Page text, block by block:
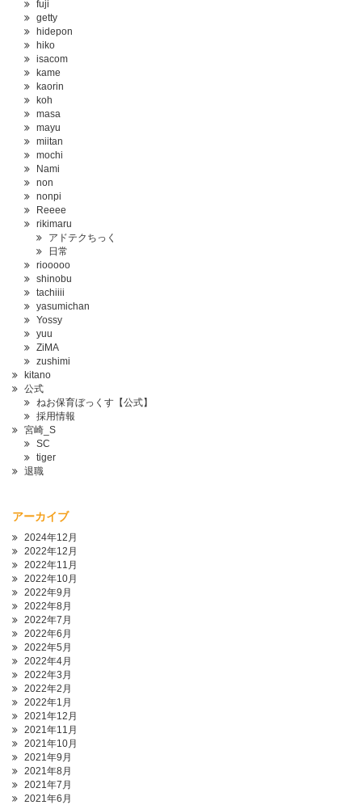
fuji
getty
hidepon
hiko
isacom
kame
kaorin
koh
masa
mayu
miitan
mochi
Nami
non
nonpi
Reeee
rikimaru
アドテクちっく
日常
riooooo
shinobu
tachiiii
yasumichan
Yossy
yuu
ZiMA
zushimi
kitano
公式
ねお保育ぼっくす【公式】
採用情報
宮崎_S
SC
tiger
退職
アーカイブ
2024年12月
2022年12月
2022年11月
2022年10月
2022年9月
2022年8月
2022年7月
2022年6月
2022年5月
2022年4月
2022年3月
2022年2月
2022年1月
2021年12月
2021年11月
2021年10月
2021年9月
2021年8月
2021年7月
2021年6月